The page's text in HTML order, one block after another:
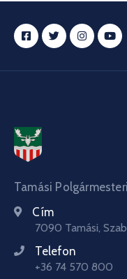
Tamási
Cím
7090 Tamási,
Telefon
+36 74 570 800